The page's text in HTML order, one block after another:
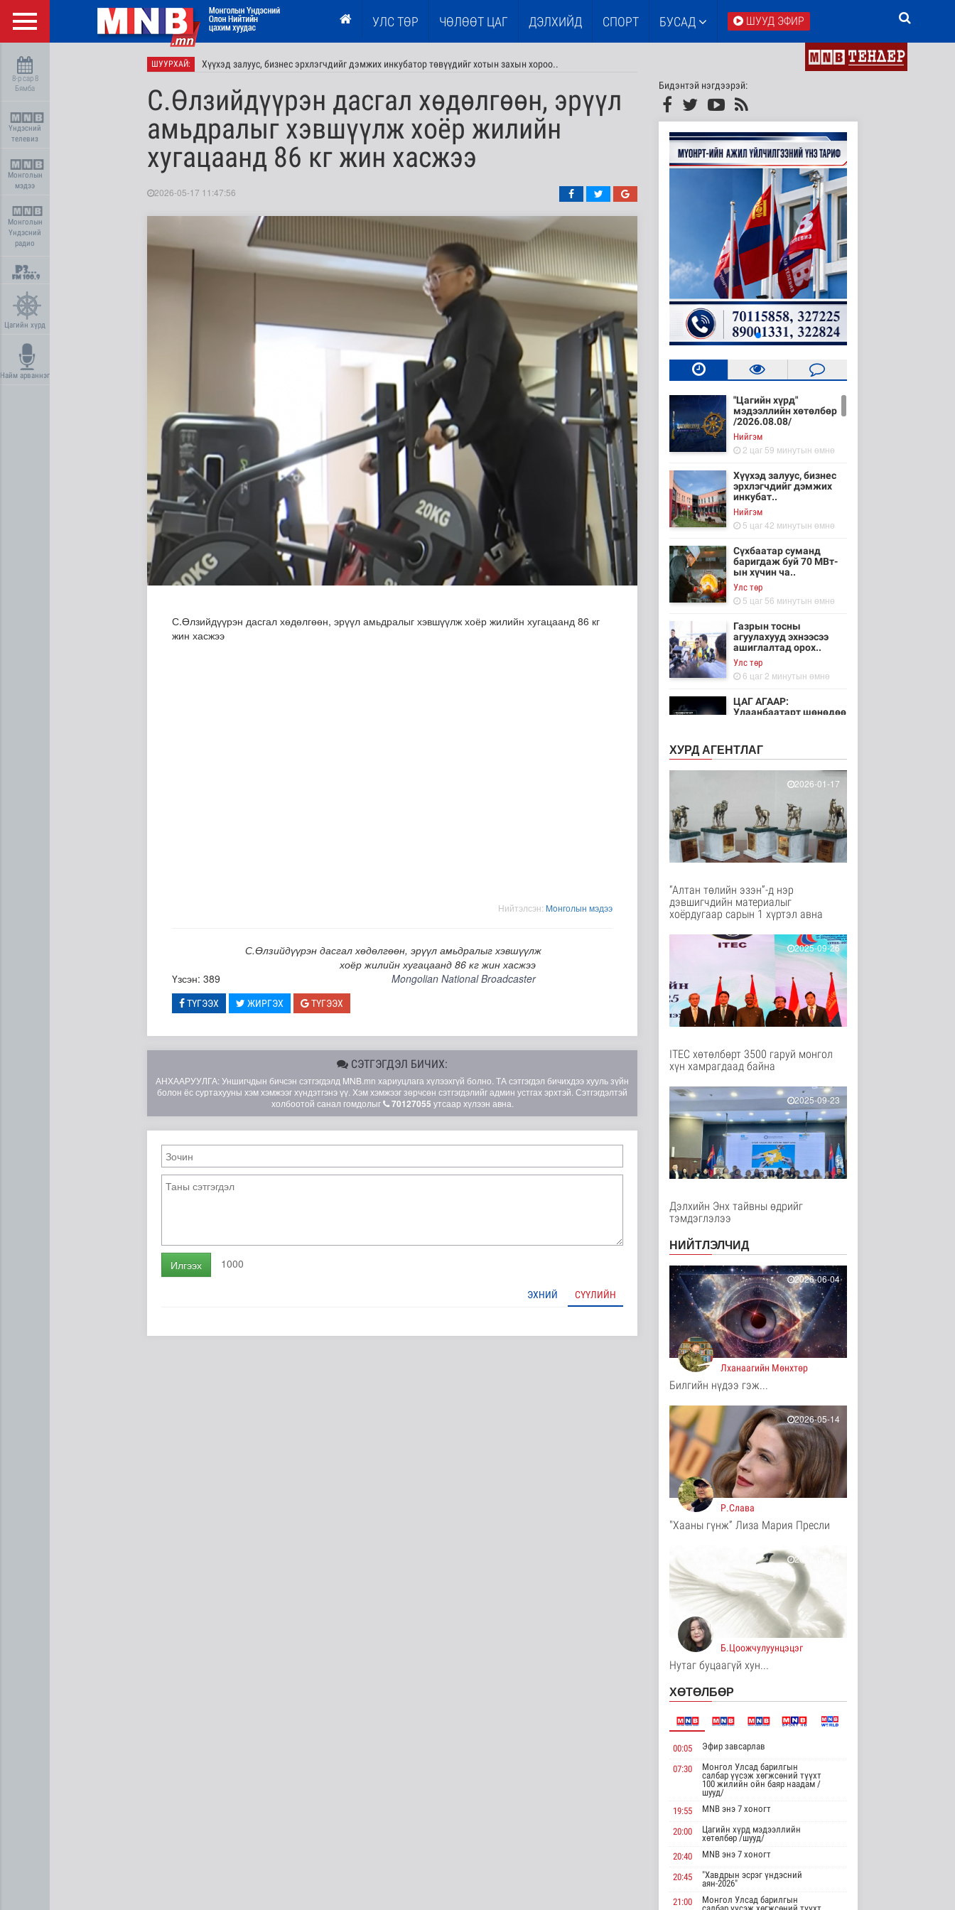
УЛС ТӨР ЧӨЛӨӨТ ЦАГ ДЭЛХИЙД СПОРТ БУСАД ШУУД ЭФИР
8-р сар 8
Бямба
Үндэсний
телевиз
Монголын
мэдээ
Монголын
Үндэсний
радио
Цагийн хүрд
Найм арваннэг
ШУУРХАЙ: Хүүхэд залуус, бизнес эрхлэгчдийг дэмжих инкубатор төвүүдийг хотын захын хороо..
Сүхбаатар суманд баригдаж буй 70 МВт-ын хүчин чадалтай ДЦС-ын технологийн анхн..
ЦАГ АГААР: Улаанбаатарт шөнөдөө 21 хэм дулаан
С.Өлзийдүүрэн дасгал хөдөлгөөн, эрүүл
амьдралыг хэвшүүлж хоёр жилийн
хугацаанд 86 кг жин хасжээ
2026-05-17 11:47:56
С.Өлзийдүүрэн дасгал хөдөлгөөн, эрүүл амьдралыг хэвшүүлж хоёр жилийн хугацаанд 86 кг
жин хасжээ
Нийтэлсэн: Moнголын мэдээ
С.Өлзийдүүрэн дасгал хөдөлгөөн, эрүүл амьдралыг хэвшүүлж
хоёр жилийн хугацаанд 86 кг жин хасжээ
Үзсэн: 389
Mongolian National Broadcaster
ТҮГЭЭХ ЖИРГЭХ ТҮГЭЭХ
СЭТГЭГДЭЛ БИЧИХ:
АНХААРУУЛГА: Уншигчдын бичсэн сэтгэгдэлд MNB.mn хариуцлага хүлээхгүй болно. ТА сэтгэгдэл бичихдээ хууль зүйн
болон ёс суртахууны хэм хэмжээг хүндэтгэнэ үү. Хэм хэмжээг зөрчсөн сэтгэгдэлийг админ устгах эрхтэй. Сэтгэгдэлтэй
холбоотой санал гомдолыг
70127055 утсаар хүлээн авна.
Илгээх 1000
ЭХНИЙ СҮҮЛИЙН
Бидэнтэй нэгдээрэй:
"Цагийн хүрд"
мэдээллийн хөтөлбөр
/2026.08.08/
Нийгэм
2 цаг 59 минутын өмнө
Хүүхэд залуус, бизнес
эрхлэгчдийг дэмжих
инкубат..
Нийгэм
5 цаг 42 минутын өмнө
Сүхбаатар суманд
баригдаж буй 70 МВт-
ын хүчин ча..
Улс төр
5 цаг 56 минутын өмнө
Газрын тосны
агуулахууд эхнээсээ
ашиглалтад орох..
Улс төр
6 цаг 2 минутын өмнө
ЦАГ АГААР:
Улаанбаатарт шөнөдөө
7 цаг 57 минутын өмнө
аюулгүй орчинд
Нийгэм
8 цаг 46 минутын өмнө
“COP Time”-ийн
өргөтгөсөн хуралдаан
Байгаль орчин
9 цаг 53 минутын өмнө
метр урт гүүр барьж
байна
9 цаг 8 минутын өмнө
Төслийн эхний 87 км-
ээс цааш үргэлжлэх
хэсгүүдэд..
9 цаг 19 минутын өмнө
аас сар бүр 12-15
мянган тонн..
Улс төр
9 цаг 24 минутын өмнө
Газар чөлөөлөлт, нөхөн
олговрын асуудлыг
хуулийн..
9 цаг 27 минутын өмнө
могойд хатгуулахаас
сэрэмжлээрэй
Эрүүл мэнд
12 цаг 35 минутын өмнө
Ц.Идэрбат: Мал
эмнэлгийн салбарын
өрсөлдөх чадва..
Нийгэм
12 цаг 43 минутын өмнө
салбарт “Oxus Metals
Улс төр
12 цаг 58 минутын өмнө
COP17 хурлын үеэр
"Нарантуул",
"Дүнжингарав" худ..
Нийгэм
12 цаг 6 минутын өмнө
Европ дахь "Монгол гэр"
Энтертайнмент
12 цаг 14 минутын өмнө
Унгар Улс эрчим хүчээ
хэмнэх зорилгоор
хязгаарла..
Дэлхийд
12 цаг 28 минутын өмнө
жолооны болон..
Нийгэм
13 цаг 33 минутын өмнө
баатарлаг тууль" эрдэм
шин..
Танин мэдэхүй
13 цаг 44 минутын өмнө
МҮОНРТ-ийн Үндэсний
зөвлөлийн даргаар
Н.Монсор д..
13 цаг 48 минутын өмнө
АНУ полисиликон
ХУРД АГЕНТЛАГ
2026-01-17
“Алтан төлийн эзэн”-д нэр
дэвшигчдийн материалыг
хоёрдугаар сарын 1 хүртэл авна
2025-09-26
ITEC хөтөлбөрт 3500 гаруй монгол
хүн хамрагдаад байна
2025-09-23
Дэлхийн Энх тайвны өдрийг
тэмдэглэлээ
НИЙТЛЭЛЧИД
2026-06-04
Лханаагийн Мөнхтөр
Билгийн нүдээ гэж...
2026-05-14
Р.Слава
"Хааны гүнж” Лиза Мария Пресли
2026-05-14
Б.Цоожчулуунцэцэг
Нутаг буцаагүй хун...
ХӨТӨЛБӨР
00:05 Эфир завсарлав
07:30
Монгол Улсад барилгын
салбар үүсэж хөгжсөний түүхт
100 жилийн ойн баяр наадам /
шууд/
19:55
MNB энэ 7 хоногт
20:00
Цагийн хүрд мэдээллийн
хөтөлбөр /шууд/
20:40
MNB энэ 7 хоногт
20:45
"Хавдрын эсрэг үндэсний
аян-2026"
21:00
Монгол Улсад барилгын